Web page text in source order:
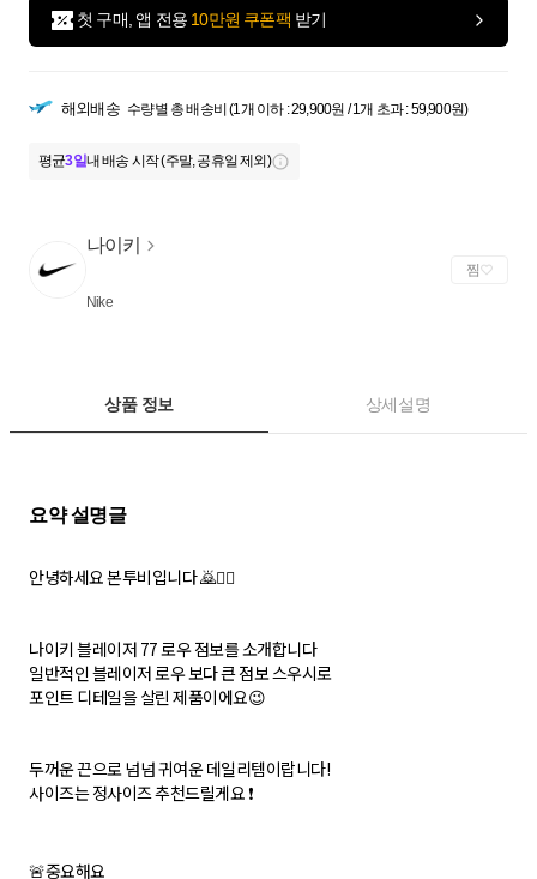
첫 구매, 앱 전용 10만원 쿠폰팩 받기
해외배송 수량별 총 배송비 (1개 이하 : 29,900원 / 1개 초과 : 59,900원)
평균3일내 배송 시작 (주말, 공휴일 제외)
나이키
Nike
찜
상품 정보 상세설명
요약 설명글
안녕하세요 본투비입니다 🙇🙇‍♀️
나이키 블레이저 77 로우 점보를 소개합니다
일반적인 블레이저 로우 보다 큰 점보 스우시로
포인트 디테일을 살린 제품이에요😉
두꺼운 끈으로 넘넘 귀여운 데일리템이랍니다!
사이즈는 정사이즈 추천드릴게요 ❗
🚨중요해요